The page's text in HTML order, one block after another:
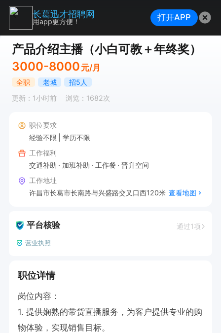
产品介绍主播（小白可教＋年终奖）
3000-8000 元/月
全职 老城
招5人
更新：1小时前
浏览：1682次
职位要求
经验不限
学历不限
工作福利
交通补助
加班补助 工作餐
晋升空间
工作地址
许昌市长葛市长南路与兴盛路交叉口西120米 查看地图
平台核验 通过1项
营业执照
职位详情
岗位内容：
1. 提供娴熟的带货直播服务，为客户提供专业的购
物体验，实现销售目标。
长葛迅才招聘网
用app更方便！ 打开APP